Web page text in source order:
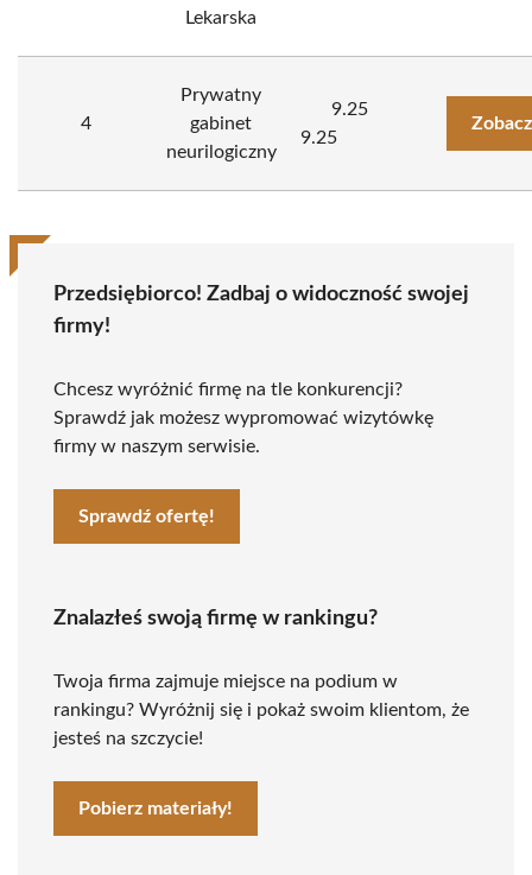
Lekarska
4
Prywatny
gabinet
neurilogiczny
9.25
9.25
Przedsiębiorco! Zadbaj o widoczność swojej
firmy!
Chcesz wyróżnić firmę na tle konkurencji?
Sprawdź jak możesz wypromować wizytówkę
firmy w naszym serwisie.
Sprawdź ofertę!
Znalazłeś swoją firmę w rankingu?
Twoja firma zajmuje miejsce na podium w
rankingu? Wyróżnij się i pokaż swoim klientom, że
jesteś na szczycie!
Pobierz materiały!